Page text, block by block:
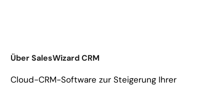
Über SalesWizard CRM
Cloud-CRM-Software zur Steigerung Ihrer